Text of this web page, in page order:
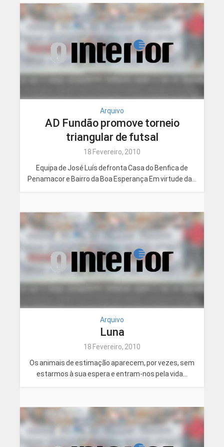
Arquivo
AD Fundão promove torneio
triangular de futsal
18 Fevereiro, 2010
Equipa de José Luís defronta Casa do Benfica de
Penamacor e Bairro da Boa Esperança Em virtude da...
Arquivo
Luna
18 Fevereiro, 2010
Os animais de estimação aparecem, por vezes, sem
estarmos à sua espera e entram-nos pela vida...